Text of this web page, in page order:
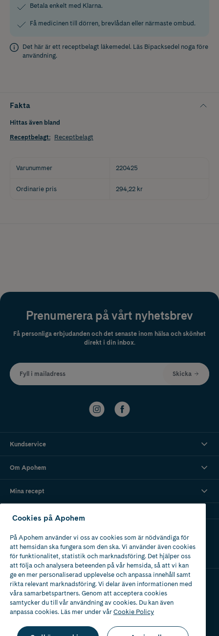
Betala enkelt med Klarna.
Få medicinen till dörren, brevlådan eller närmaste ombud.
Det här är ett receptbelagt läkemedel. Läs Bipacksedel noga före
användning.
Fakta
Hittas även bland
Receptbelagt: Receptbelagt
Varunummer 220425
Ordinarie pris 294,22 kr
Prenumerera på vårt nyhetsbrev
Få personliga erbjudanden och det senaste inom hälsa och skönhet
direkt i din inbox.
Fyll i mailadress Skicka
Kundservice
Om Apohem
Mina recept
Apotek med tillstånd
av Läkemedelsverket
Cookies på Apohem
På Apohem använder vi oss av cookies som är nödvändiga för
att hemsidan ska fungera som den ska. Vi använder även cookies
för funktionalitet, statistik och marknadsföring. Det hjälper oss
att följa och analysera beteenden på vår hemsida, så att vi kan
ge en mer personaliserad upplevelse och anpassa innehåll samt
rikta relevant marknadsföring. Vi delar även informationen med
våra samarbetspartners. Genom att acceptera cookies
samtycker du till vår användning av cookies. Du kan även
anpassa cookies. Läs mer under vårCookie Policy